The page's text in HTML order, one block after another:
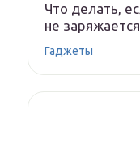
Что делать,
не
Гаджеты